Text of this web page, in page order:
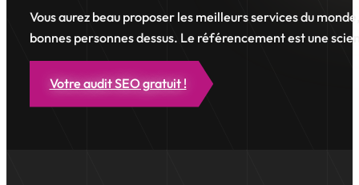
Vous aurez beau proposer les meilleurs services du
bonnes personnes dessus. Le référencement est une
Votre audit SEO gratuit !